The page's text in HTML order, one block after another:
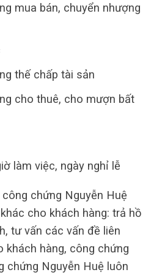
mua bán, chuyển nhượng
thế chấp tài sản
cho thuê, cho mượn bất
làm việc, ngày nghỉ lễ
chứng Nguyễn Huệ
cho khách hàng: trả hồ
tư vấn các vấn đề liên
khách hàng, công chứng
chứng Nguyễn Huệ luôn